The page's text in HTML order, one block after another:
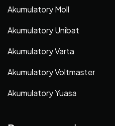
Akumulatory Moll
Akumulatory Unibat
Akumulatory Varta
Akumulatory Voltmaster
Akumulatory Yuasa